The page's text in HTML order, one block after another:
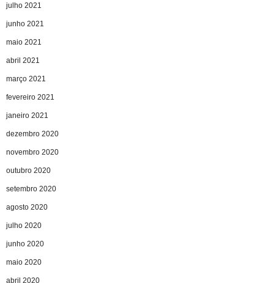
julho 2021
junho 2021
maio 2021
abril 2021
março 2021
fevereiro 2021
janeiro 2021
dezembro 2020
novembro 2020
outubro 2020
setembro 2020
agosto 2020
julho 2020
junho 2020
maio 2020
abril 2020